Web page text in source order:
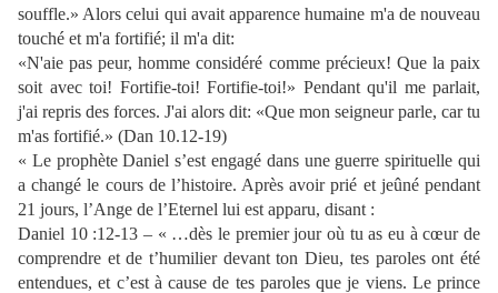
souffle.» Alors celui qui avait apparence humaine m'a de nouveau
touché et m'a fortifié; il m'a dit:
«N'aie pas peur, homme considéré comme précieux! Que la paix
soit avec toi! Fortifie-toi! Fortifie-toi!» Pendant qu'il me parlait,
j'ai repris des forces. J'ai alors dit: «Que mon seigneur parle, car tu
m'as fortifié.» (Dan 10.12-19)
« Le prophète Daniel s’est engagé dans une guerre spirituelle qui
a changé le cours de l’histoire. Après avoir prié et jeûné pendant
21 jours, l’Ange de l’Eternel lui est apparu, disant :
Daniel 10 :12-13 – « …dès le premier jour où tu as eu à cœur de
comprendre et de t’humilier devant ton Dieu, tes paroles ont été
entendues, et c’est à cause de tes paroles que je viens. Le prince